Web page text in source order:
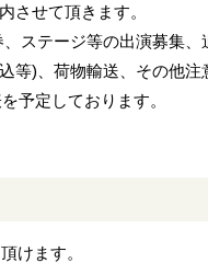
せて頂きます。
テージ等の出演募集、
)、荷物輸送、その他注
予定しております。
けます。